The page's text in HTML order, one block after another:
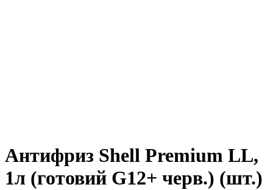
Антифриз Shell Premium LL,
1л (готовий G12+ черв.) (шт.)